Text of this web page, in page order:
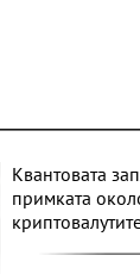
Квантовата
примката